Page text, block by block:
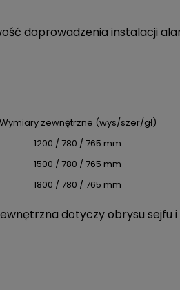
doprowadzenia instalacji
Wymiary zewnętrzne (wys/szer/gł)
1200 / 780 / 765 mm
1500 / 780 / 765 mm
1800 / 780 / 765 mm
dotyczy obrysu